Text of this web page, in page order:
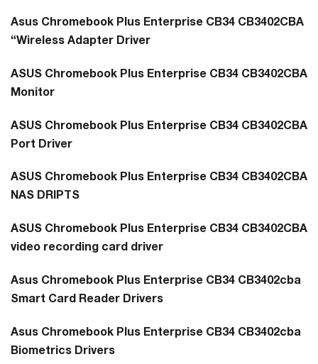
Asus Chromebook Plus Enterprise CB34 CB3402CBA
“Wireless Adapter Driver
ASUS Chromebook Plus Enterprise CB34 CB3402CBA
Monitor
ASUS Chromebook Plus Enterprise CB34 CB3402CBA
Port Driver
ASUS Chromebook Plus Enterprise CB34 CB3402CBA
NAS DRIPTS
ASUS Chromebook Plus Enterprise CB34 CB3402CBA
video recording card driver
Asus Chromebook Plus Enterprise CB34 CB3402cba
Smart Card Reader Drivers
Asus Chromebook Plus Enterprise CB34 CB3402cba
Biometrics Drivers